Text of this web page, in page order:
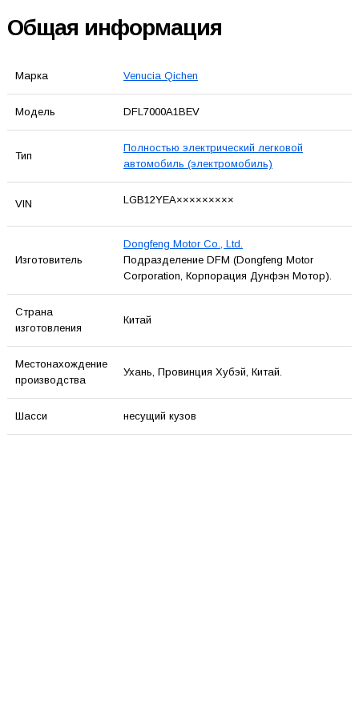
Общая информация
Марка Venucia Qichen
Модель DFL7000A1BEV
Тип
Полностью электрический легковой
автомобиль (электромобиль)
VIN LGB12YEA×××××××××
Изготовитель
Dongfeng Motor Co., Ltd.
Подразделение DFM (Dongfeng Motor
Corporation, Корпорация Дунфэн Мотор).
Страна
изготовления
Китай
Местонахождение
производства
Ухань, Провинция Хубэй, Китай.
Шасси несущий кузов